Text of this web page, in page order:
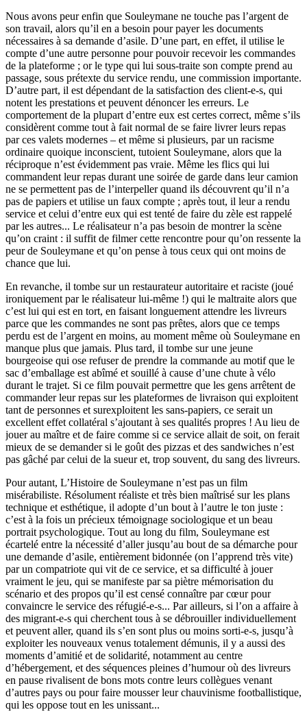
Nous avons peur enfin que Souleymane ne touche pas l’argent de
son travail, alors qu’il en a besoin pour payer les documents
nécessaires à sa demande d’asile. D’une part, en effet, il utilise le
compte d’une autre personne pour pouvoir recevoir les commandes
de la plateforme ; or le type qui lui sous-traite son compte prend au
passage, sous prétexte du service rendu, une commission importante.
D’autre part, il est dépendant de la satisfaction des client-e-s, qui
notent les prestations et peuvent dénoncer les erreurs. Le
comportement de la plupart d’entre eux est certes correct, même s’ils
considèrent comme tout à fait normal de se faire livrer leurs repas
par ces valets modernes – et même si plusieurs, par un racisme
ordinaire quoique inconscient, tutoient Souleymane, alors que la
réciproque n’est évidemment pas vraie. Même les flics qui lui
commandent leur repas durant une soirée de garde dans leur camion
ne se permettent pas de l’interpeller quand ils découvrent qu’il n’a
pas de papiers et utilise un faux compte ; après tout, il leur a rendu
service et celui d’entre eux qui est tenté de faire du zèle est rappelé
par les autres... Le réalisateur n’a pas besoin de montrer la scène
qu’on craint : il suffit de filmer cette rencontre pour qu’on ressente la
peur de Souleymane et qu’on pense à tous ceux qui ont moins de
chance que lui.
En revanche, il tombe sur un restaurateur autoritaire et raciste (joué
ironiquement par le réalisateur lui-même !) qui le maltraite alors que
c’est lui qui est en tort, en faisant longuement attendre les livreurs
parce que les commandes ne sont pas prêtes, alors que ce temps
perdu est de l’argent en moins, au moment même où Souleymane en
manque plus que jamais. Plus tard, il tombe sur une jeune
bourgeoise qui ose refuser de prendre la commande au motif que le
sac d’emballage est abîmé et souillé à cause d’une chute à vélo
durant le trajet. Si ce film pouvait permettre que les gens arrêtent de
commander leur repas sur les plateformes de livraison qui exploitent
tant de personnes et surexploitent les sans-papiers, ce serait un
excellent effet collatéral s’ajoutant à ses qualités propres ! Au lieu de
jouer au maître et de faire comme si ce service allait de soit, on ferait
mieux de se demander si le goût des pizzas et des sandwiches n’est
pas gâché par celui de la sueur et, trop souvent, du sang des livreurs.
Pour autant, L’Histoire de Souleymane n’est pas un film
misérabiliste. Résolument réaliste et très bien maîtrisé sur les plans
technique et esthétique, il adopte d’un bout à l’autre le ton juste :
c’est à la fois un précieux témoignage sociologique et un beau
portrait psychologique. Tout au long du film, Souleymane est
écartelé entre la nécessité d’aller jusqu’au bout de sa démarche pour
une demande d’asile, entièrement bidonnée (on l’apprend très vite)
par un compatriote qui vit de ce service, et sa difficulté à jouer
vraiment le jeu, qui se manifeste par sa piètre mémorisation du
scénario et des propos qu’il est censé connaître par cœur pour
convaincre le service des réfugié-e-s... Par ailleurs, si l’on a affaire à
des migrant-e-s qui cherchent tous à se débrouiller individuellement
et peuvent aller, quand ils s’en sont plus ou moins sorti-e-s, jusqu’à
exploiter les nouveaux venus totalement démunis, il y a aussi des
moments d’amitié et de solidarité, notamment au centre
d’hébergement, et des séquences pleines d’humour où des livreurs
en pause rivalisent de bons mots contre leurs collègues venant
d’autres pays ou pour faire mousser leur chauvinisme footballistique,
qui les oppose tout en les unissant...